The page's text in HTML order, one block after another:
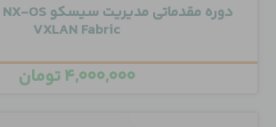
VXLAN Fabric
۴,۰۰۰,۰۰۰تومان